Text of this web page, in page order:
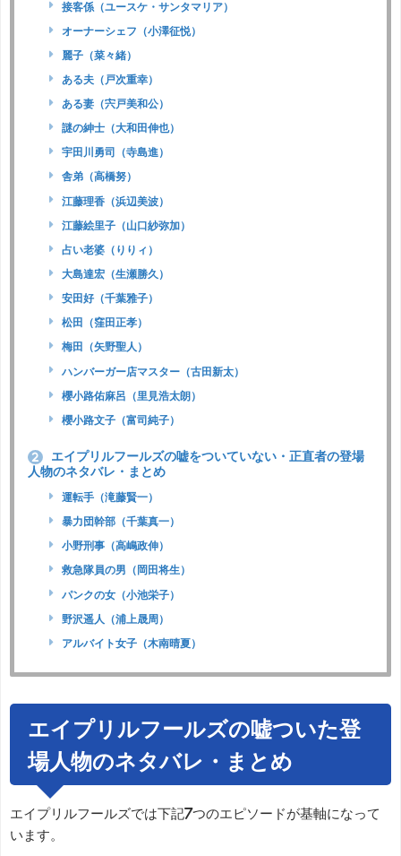
接客係（ユースケ・サンタマリア）
オーナーシェフ（小澤征悦）
麗子（菜々緒）
ある夫（戸次重幸）
ある妻（宍戸美和公）
謎の紳士（大和田伸也）
宇田川勇司（寺島進）
舎弟（高橋努）
江藤理香（浜辺美波）
江藤絵里子（山口紗弥加）
占い老婆（りりィ）
大島達宏（生瀬勝久）
安田好（千葉雅子）
松田（窪田正孝）
梅田（矢野聖人）
ハンバーガー店マスター（古田新太）
櫻小路佑麻呂（里見浩太朗）
櫻小路文子（富司純子）
2
エイプリルフールズの嘘をついていない・正直者の登場
人物のネタバレ・まとめ
運転手（滝藤賢一）
暴力団幹部（千葉真一）
小野刑事（高嶋政伸）
救急隊員の男（岡田将生）
パンクの女（小池栄子）
野沢遥人（浦上晟周）
アルバイト女子（木南晴夏）
エイプリルフールズの嘘ついた登
場人物のネタバレ・まとめ
エイプリルフールズでは下記7つのエピソードが基軸になって
います。